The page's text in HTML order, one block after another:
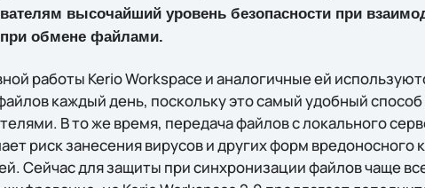
высочайший уровень безопасности при
обмене файлами.
работы Kerio Workspace и аналогичные ей
каждый день, поскольку это самый удобный
В то же время, передача файлов с локального
риск занесения вирусов и других форм вредоносного
Сейчас для защиты при синхронизации файлов чаще